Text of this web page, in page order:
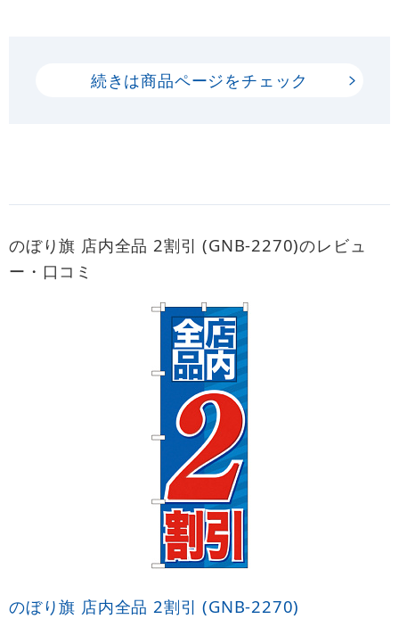
続きは商品ページをチェック
のぼり旗 店内全品 2割引 (GNB-2270)のレビュ
ー・口コミ
のぼり旗 店内全品 2割引 (GNB-2270)